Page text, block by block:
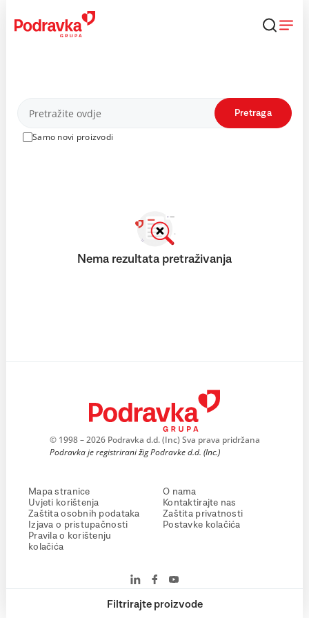
content
Proizvodi
Samo novi proizvodi
Pretraga
Filtrirajte proizvode
Nema rezultata pretraživanja
© 1998 – 2026 Podravka d.d. (Inc) Sva prava pridržana
Podravka je registrirani žig Podravke d.d. (Inc.)
Mapa stranice
Uvjeti korištenja
Zaštita osobnih podataka
Izjava o pristupačnosti
Pravila o korištenju
kolačića
O nama
Kontaktirajte nas
Zaštita privatnosti
Postavke kolačića